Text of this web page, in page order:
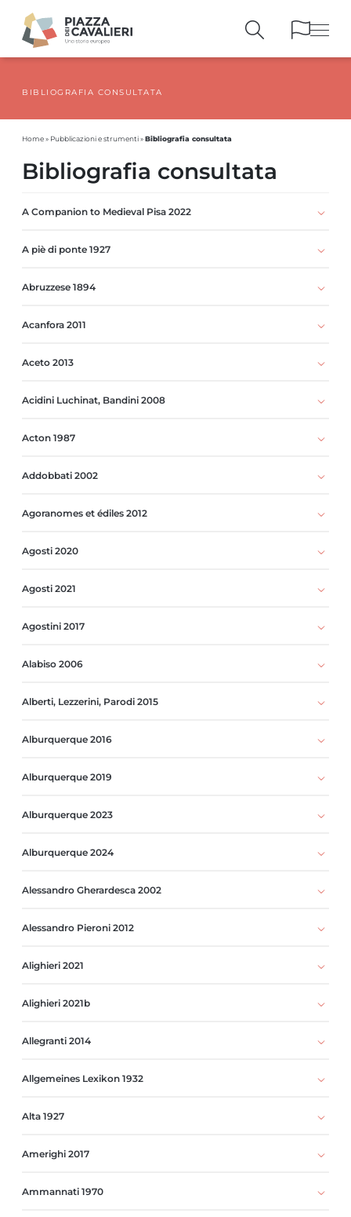
PUBBLICAZIONI E STRUMENTI
BIBLIOGRAFIA CONSULTATA
Home» Pubblicazioni e strumenti»Bibliografia consultata
Bibliografia consultata
A Companion to Medieval Pisa 2022
A piè di ponte 1927
Abruzzese 1894
Acanfora 2011
Aceto 2013
Acidini Luchinat, Bandini 2008
Acton 1987
Addobbati 2002
Agoranomes et édiles 2012
Agosti 2020
Agosti 2021
Agostini 2017
Alabiso 2006
Alberti, Lezzerini, Parodi 2015
Alburquerque 2016
Alburquerque 2019
Alburquerque 2023
Alburquerque 2024
Alessandro Gherardesca 2002
Alessandro Pieroni 2012
Alighieri 2021
Alighieri 2021b
Allegranti 2014
Allgemeines Lexikon 1932
Alta 1927
Amerighi 2017
Ammannati 1970